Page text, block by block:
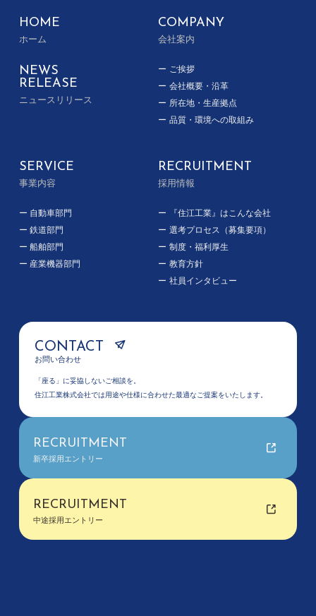
HOME
ホーム
NEWS
RELEASE
ニュースリリース
COMPANY
会社案内
ご挨拶
会社概要・沿革
所在地・生産拠点
品質・環境への取組み
SERVICE
事業内容
自動車部門
鉄道部門
船舶部門
産業機器部門
RECRUITMENT
採用情報
『住江工業』はこんな会社
選考プロセス（募集要項）
制度・福利厚生
教育方針
社員インタビュー
CONTACT
お問い合わせ
「座る」に妥協しないご相談を。
住江工業株式会社では用途や仕様に合わせた最適なご提案をいたします。
RECRUITMENT
新卒採用エントリー
RECRUITMENT
中途採用エントリー